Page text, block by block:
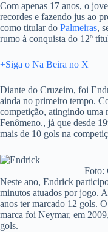
Com apenas 17 anos, o
recordes e fazendo jus ao
como titular do Palmeiras,
rumo à conquista do 12º
+Siga o Na Beira no X
Diante do Cruzeiro, foi
ainda no primeiro tempo.
competição, atingindo uma
Fenômeno., já que desde
mais de 10 gols na
Foto:
Neste ano, Endrick
minutos atuados por jogo.
anos ter marcado 12 gols.
marca foi Neymar, em
gols.